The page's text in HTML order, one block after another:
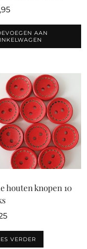
AAN
houten knopen 10
VERDER